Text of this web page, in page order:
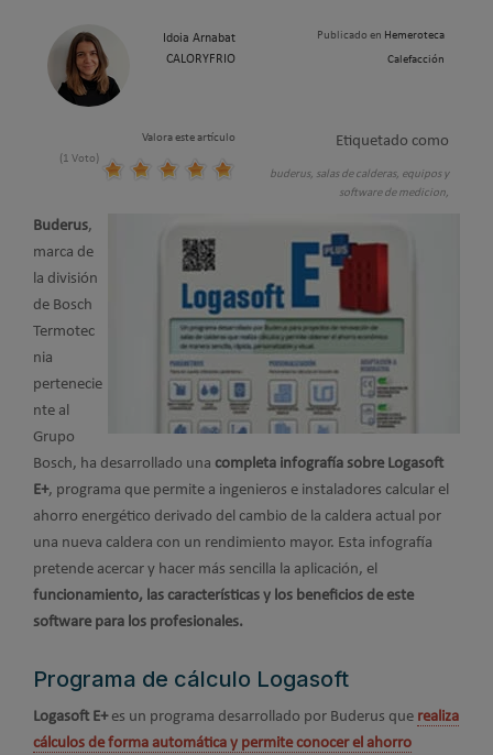
Idoia Arnabat
CALORYFRIO
Publicado en Hemeroteca
Calefacción
Valora este artículo
(1 Voto)
Etiquetado como
buderus, salas de calderas, equipos y
software de medicion,
Buderus,
marca de
la división
de Bosch
Termotec
nia
pertenecie
nte al
Grupo
Bosch, ha desarrollado una completa infografía sobre Logasoft
E+, programa que permite a ingenieros e instaladores calcular el
ahorro energético derivado del cambio de la caldera actual por
una nueva caldera con un rendimiento mayor. Esta infografía
pretende acercar y hacer más sencilla la aplicación, el
funcionamiento, las características y los beneficios de este
software para los profesionales.
Programa de cálculo Logasoft
Logasoft E+es un programa desarrollado por Buderus que realiza
cálculos de forma automática y permite conocer el ahorro